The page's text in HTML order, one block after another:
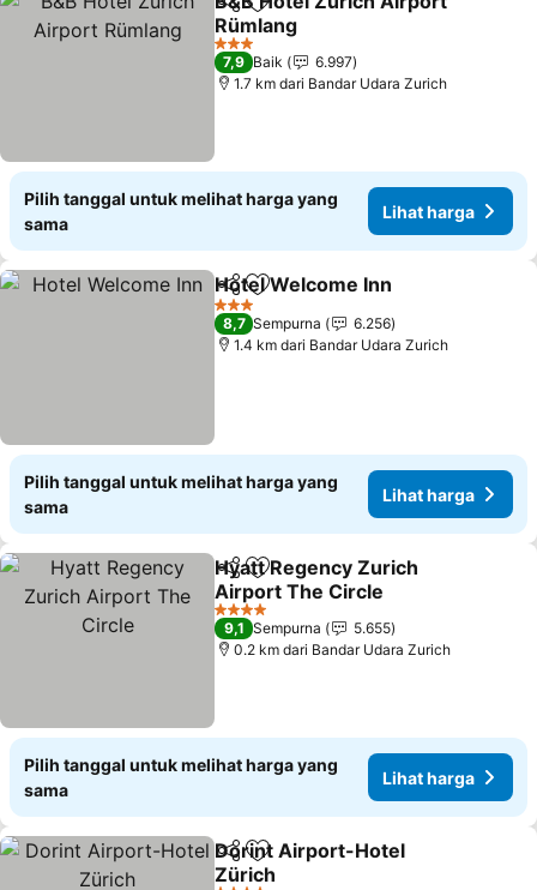
BagikanTambahkan ke favorit
Rümlang
3 Bintang
7,9 Baik
6.997
1.7 km dari Bandar Udara Zurich
Pilih tanggal untuk melihat harga yang
sama
Lihat harga
BagikanTambahkan ke favorit
Hotel Welcome Inn
3 Bintang
8,7 Sempurna
6.256
1.4 km dari Bandar Udara Zurich
Pilih tanggal untuk melihat harga yang
sama
Lihat harga
BagikanTambahkan ke favorit
Hyatt Regency Zurich
Airport The Circle
4 Bintang
9,1 Sempurna
5.655
0.2 km dari Bandar Udara Zurich
Pilih tanggal untuk melihat harga yang
sama
Lihat harga
BagikanTambahkan ke favorit
Dorint Airport-Hotel
Zürich